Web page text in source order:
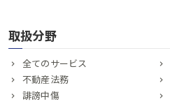
取扱分野
全てのサービス
不動産法務
誹謗中傷